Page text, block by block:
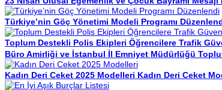
Türkiye’nin Göç Yönetimi Modeli Programı
Toplum Destekli Polis Ekipleri Öğrencilere Trafik
Büro Amirliği ve İstanbul İl Emniyet Müdürlüğü
Kadın Deri Ceket 2025 Modelleri Kadın Deri Ceket